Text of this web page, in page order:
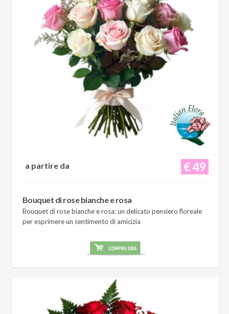
€ 49
a partire da
Bouquet di rose bianche e rosa
Bouquet di rose bianche e rosa: un delicato pensiero floreale
per esprimere un sentimento di amicizia